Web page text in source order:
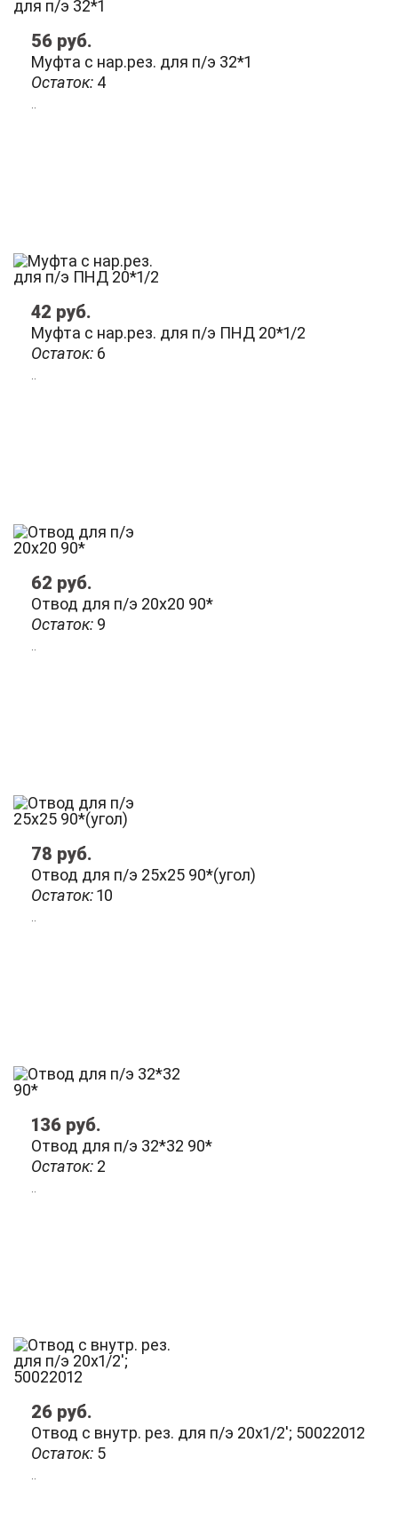
Остаток: 4
Муфта с нар.рез. для п/э 32*1
56 руб.
Остаток: 6
Муфта с нар.рез. для п/э ПНД 20*1/2
42 руб.
Остаток: 9
Отвод для п/э 20х20 90*
62 руб.
Остаток:10
Отвод для п/э 25х25 90*(угол)
78 руб.
Остаток: 2
Отвод для п/э 32*32 90*
136 руб.
Остаток: 5
Отвод с внутр. рез. для п/э 20х1/2'; 50022012
26 руб.